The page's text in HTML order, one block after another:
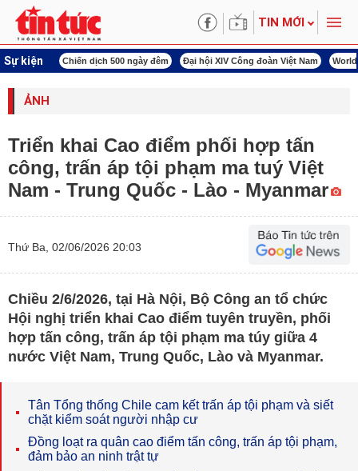
TIN MỚI
Sự kiện
ngày đêm Đại hội XIV Công đoàn Việt Nam World Cup 2026 Kỳ họp thứ
ẢNH
Triển khai Cao điểm phối hợp tấn
công, trấn áp tội phạm ma tuý Việt
Nam - Trung Quốc - Lào - Myanmar
Thứ Ba, 02/06/2026 20:03
Chiều 2/6/2026, tại Hà Nội, Bộ Công an tổ chức
Hội nghị triển khai Cao điểm tuyên truyền, phối
hợp tấn công, trấn áp tội phạm ma túy giữa 4
nước Việt Nam, Trung Quốc, Lào và Myanmar.
Tân Tổng thống Chile cam kết trấn áp tội phạm và siết
chặt kiểm soát người nhập cư
Đồng loạt ra quân cao điểm tấn công, trấn áp tội phạm,
đảm bảo an ninh trật tự